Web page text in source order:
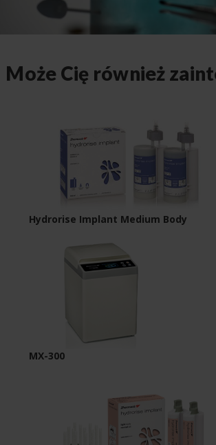
Może Cię również
Hydrorise Implant Medium Body
MX-300